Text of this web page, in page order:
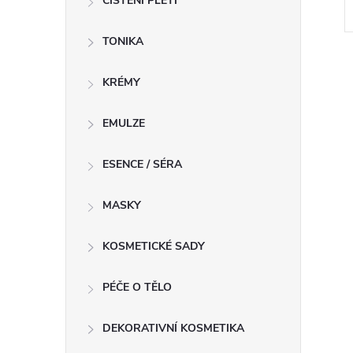
TONIKA
KRÉMY
EMULZE
ESENCE / SÉRA
MASKY
KOSMETICKÉ SADY
PÉČE O TĚLO
DEKORATIVNÍ KOSMETIKA